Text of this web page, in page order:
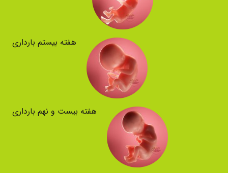
هفته بیستم بارداری
هفته بیست و نهم بارداری